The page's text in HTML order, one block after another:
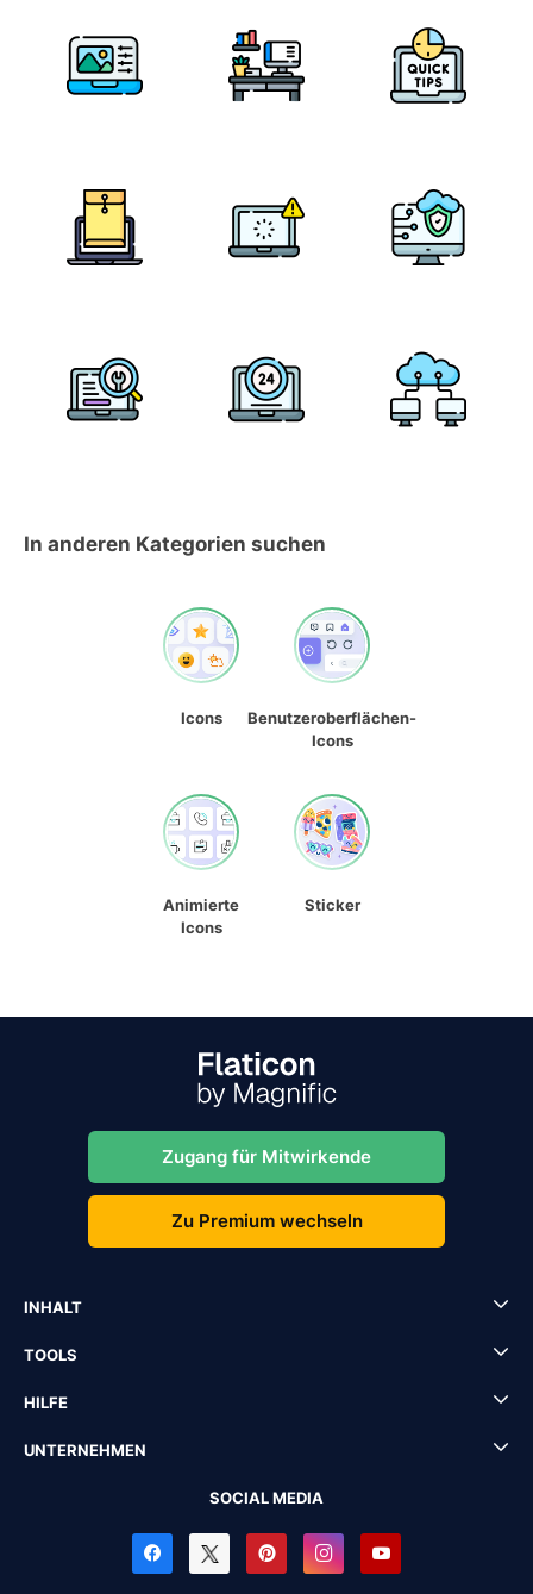
In anderen Kategorien suchen
Icons
Benutzeroberflächen-
Icons
Animierte
Icons
Sticker
Zugang für Mitwirkende
Zu Premium wechseln
INHALT
TOOLS
HILFE
UNTERNEHMEN
SOCIAL MEDIA